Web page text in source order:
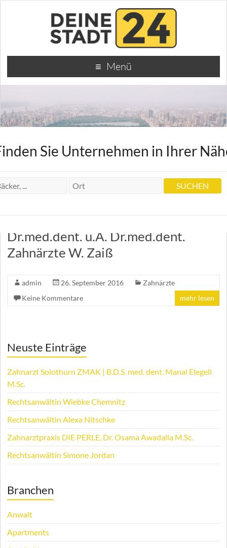
Menü
Zahnärzte W. Zaiß
Sie Unternehmen in Ihrer
Dr.med.dent. u.A. Dr.med.dent.
Zahnärzte W. Zaiß
admin 26. September 2016
Zahnärzte
Keine Kommentare
mehr lesen
Neuste Einträge
Zahnarzt Solothurn ZMAK | B.D.S. med. dent. Manal Elegeli
M.Sc.
Rechtsanwältin Wiebke Chemnitz
Rechtsanwältin Alexa Nitschke
Zahnarztpraxis DIE PERLE, Dr. Osama Awadalla M.Sc.
Rechtsanwältin Simone Jordan
Branchen
Anwalt
Apartments